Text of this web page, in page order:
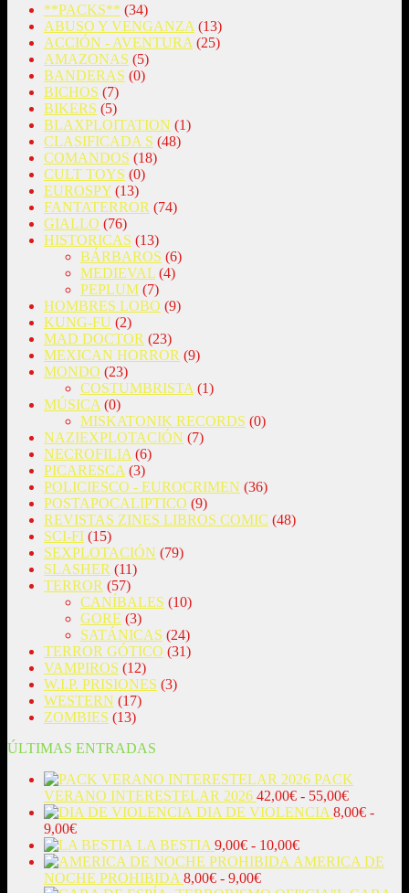
**PACKS** (34)
ABUSO Y VENGANZA (13)
ACCIÓN - AVENTURA (25)
AMAZONAS (5)
BANDERAS (0)
BICHOS (7)
BIKERS (5)
BLAXPLOITATION (1)
CLASIFICADA S (48)
COMANDOS (18)
CULT TOYS (0)
EUROSPY (13)
FANTATERROR (74)
GIALLO (76)
HISTORICAS (13)
BÁRBAROS (6)
MEDIEVAL (4)
PEPLUM (7)
HOMBRES LOBO (9)
KUNG-FU (2)
MAD DOCTOR (23)
MEXICAN HORROR (9)
MONDO (23)
COSTUMBRISTA (1)
MÚSICA (0)
MISKATONIK RECORDS (0)
NAZIEXPLOTACIÓN (7)
NECROFILIA (6)
PICARESCA (3)
POLICIESCO - EUROCRIMEN (36)
POSTAPOCALIPTICO (9)
REVISTAS ZINES LIBROS COMIC (48)
SCI-FI (15)
SEXPLOTACIÓN (79)
SLASHER (11)
TERROR (57)
CANÍBALES (10)
GORE (3)
SATÁNICAS (24)
TERROR GÓTICO (31)
VAMPIROS (12)
W.I.P. PRISIONES (3)
WESTERN (17)
ZOMBIES (13)
ÚLTIMAS ENTRADAS
PACK
VERANO INTERESTELAR 2026 42,00€ - 55,00€Rango
de
42,00€
DIA DE VIOLENCIA 8,00€ -
9,00€Rango
de
precios:
desde
LA BESTIA 9,00€ - 10,00€Rango
de
AMERICA DE
NOCHE PROHIBIDA 8,00€ - 9,00€Rango